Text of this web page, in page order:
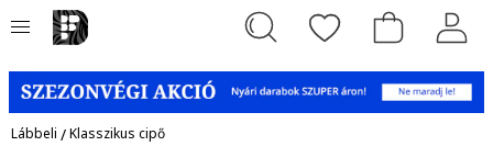
Lábbeli /Klasszikus cipő